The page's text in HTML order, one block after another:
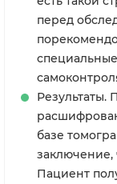
перед
Результаты.
базе
заключение,
Пациент